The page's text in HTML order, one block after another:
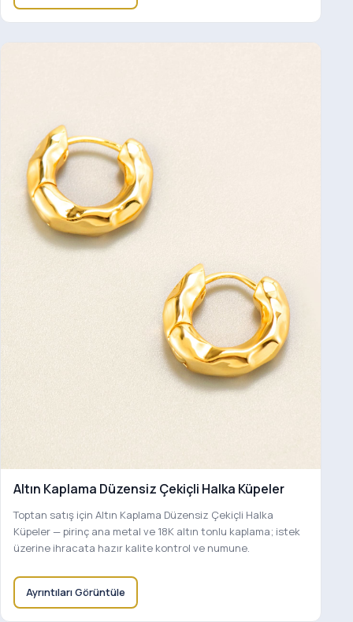
Altın Kaplama Düzensiz Çekiçli Halka Küpeler
Toptan satış için Altın Kaplama Düzensiz Çekiçli Halka
Küpeler — pirinç ana metal ve 18K altın tonlu kaplama; istek
üzerine ihracata hazır kalite kontrol ve numune.
Ayrıntıları Görüntüle